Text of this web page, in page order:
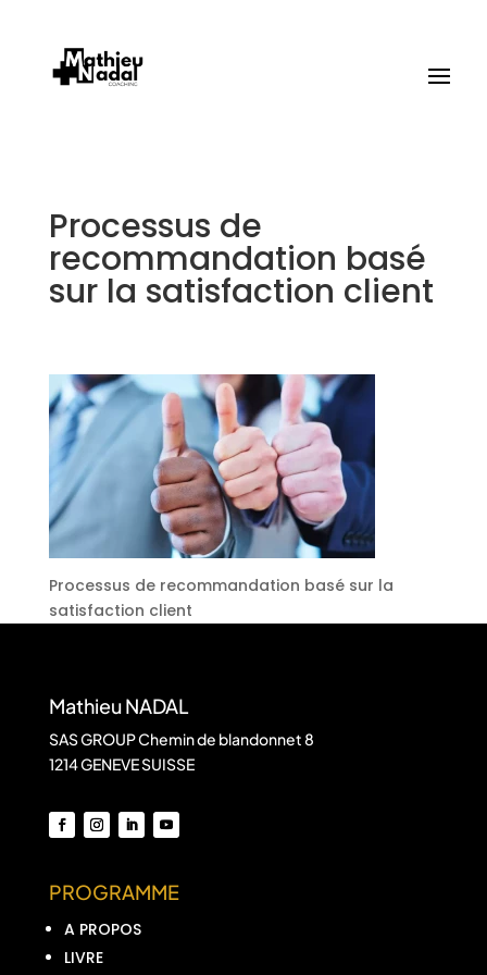
Processus de
recommandation basé
sur la satisfaction client
Processus de recommandation basé sur la
satisfaction client
Mathieu NADAL
SAS GROUP Chemin de blandonnet 8
1214 GENEVE SUISSE
PROGRAMME
A PROPOS
LIVRE